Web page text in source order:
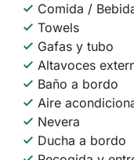
Comida /
Towels
Gafas y tubo
Altavoces
Baño a bordo
Aire
Nevera
Ducha a bordo